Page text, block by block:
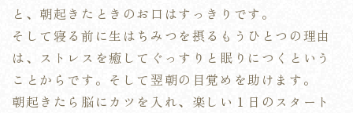
と、朝起きたときのお口はすっきりです。
そして寝る前に生はちみつを摂るもうひとつの理由
は、ストレスを癒してぐっすりと眠りにつくという
ことからです。そして翌朝の目覚めを助けます。
朝起きたら脳にカツを入れ、楽しい１日のスタート